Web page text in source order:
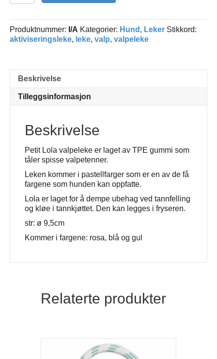
antall
Produktnummer: I/A Kategorier: Hund , Leker Stikkord:
aktiviseringsleke, leke, valp, valpeleke
Beskrivelse
Tilleggsinformasjon
Beskrivelse
Petit Lola valpeleke er laget av TPE gummi som
tåler spisse valpetenner.
Leken kommer i pastellfarger som er en av de få
fargene som hunden kan oppfatte.
Lola er laget for å dempe ubehag ved tannfelling
og kløe i tannkjøttet. Den kan legges i fryseren.
str: ø 9,5cm
Kommer i fargene: rosa, blå og gul
Relaterte produkter